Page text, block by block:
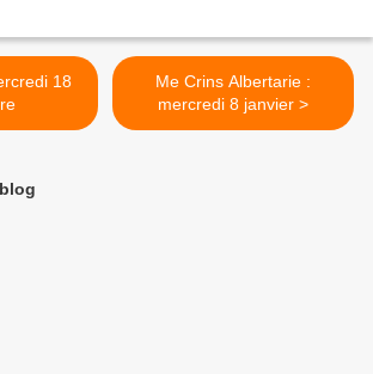
Me Crins Albertarie :
mercredi 8 janvier >